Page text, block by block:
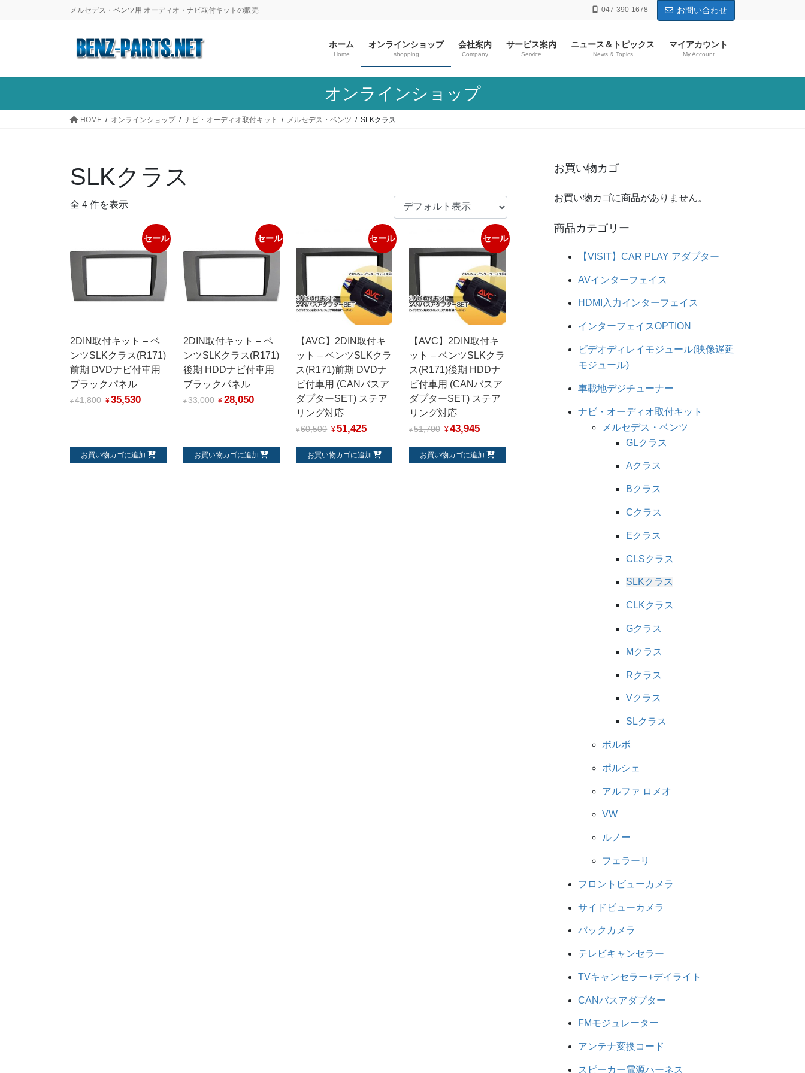
に
ョ
メルセデス・ベンツ用 オーディオ・ナビ取付キットの販売 047-390-1678 お問い合わせ
ホーム
Home
オンラインショップ
shopping
会社案内
Company
サービス案内
Service
ニュース＆トピックス
News & Topics
マイアカウント
My Account
オンラインショップ
HOME オンラインショップ ナビ・オーディオ取付キット メルセデス・ベンツ SLKクラス
SLKクラス
全 4 件を表示
セール
2DIN取付キット – ベ
ンツSLKクラス(R171)
前期 DVDナビ付車用
ブラックパネル
¥41,800 ¥35,530
お買い物カゴに追加
セール
2DIN取付キット – ベ
ンツSLKクラス(R171)
後期 HDDナビ付車用
ブラックパネル
¥33,000 ¥ 28,050
お買い物カゴに追加
セール
【AVC】2DIN取付キ
ット – ベンツSLKクラ
ス(R171)前期 DVDナ
ビ付車用 (CANバスア
ダプターSET) ステア
リング対応
¥60,500 ¥51,425
お買い物カゴに追加
セール
【AVC】2DIN取付キ
ット – ベンツSLKクラ
ス(R171)後期 HDDナ
ビ付車用 (CANバスア
ダプターSET) ステア
リング対応
¥51,700 ¥43,945
お買い物カゴに追加
お買い物カゴ
お買い物カゴに商品がありません。
商品カテゴリー
【VISIT】CAR PLAY アダプター
AVインターフェイス
HDMI入力インターフェイス
インターフェイスOPTION
ビデオディレイモジュール(映像遅延
モジュール)
車載地デジチューナー
ナビ・オーディオ取付キット
メルセデス・ベンツ
GLクラス
Aクラス
Bクラス
Cクラス
Eクラス
CLSクラス
SLKクラス
CLKクラス
Gクラス
Mクラス
Rクラス
Vクラス
SLクラス
ボルボ
ポルシェ
アルファ ロメオ
VW
ルノー
フェラーリ
フロントビューカメラ
サイドビューカメラ
バックカメラ
テレビキャンセラー
TVキャンセラー+デイライト
CANバスアダプター
FMモジュレーター
アンテナ変換コード
スピーカー電源ハーネス